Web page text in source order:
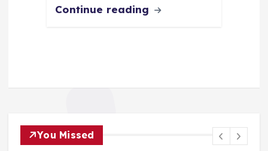
Continue reading
You Missed